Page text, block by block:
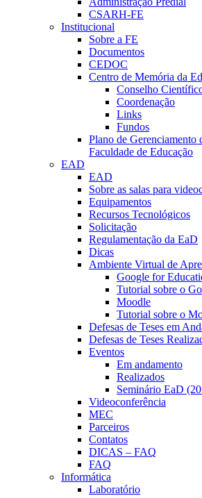
CSARH-FE
Institucional
Sobre a FE
Documentos
CEDOC
Centro de Memória da
Conselho
Coordenação
Links
Fundos
Plano de Gerenciamento
Faculdade de Educação
EAD
EAD
Sobre as salas para
Equipamentos
Recursos Tecnológicos
Solicitação
Regulamentação da EaD
Dicas
Ambiente Virtual de
Google for
Tutorial sobre o
Moodle
Tutorial sobre o
Defesas de Teses em
Defesas de Teses
Eventos
Em andamento
Realizados
Seminário EaD
Videoconferência
MEC
Parceiros
Contatos
DICAS – FAQ
FAQ
Informática
Laboratório